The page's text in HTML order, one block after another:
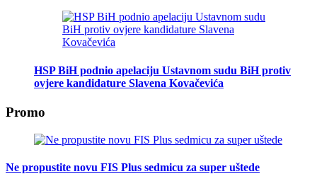
HSP BiH podnio apelaciju Ustavnom sudu BiH protiv
ovjere kandidature Slavena Kovačevića
Promo
Ne propustite novu FIS Plus sedmicu za super uštede